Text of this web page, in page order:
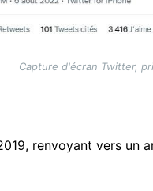
Capture d'écran Twitter,
renvoyant vers un